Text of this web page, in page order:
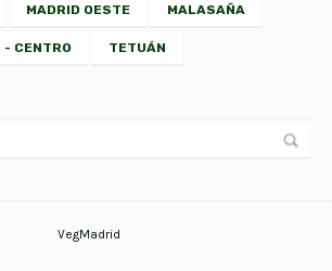
MADRID OESTE MALASAÑA
- CENTRO TETUÁN
VegMadrid